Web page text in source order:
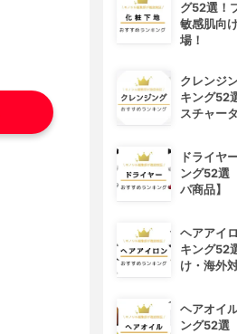
グ52選！
敏感肌向
場！
クレンジ
キング52
スチャー
ドライヤ
ング52選
パ商品】
ヘアアイ
キング52
け・海外
ヘアオイ
ング52選